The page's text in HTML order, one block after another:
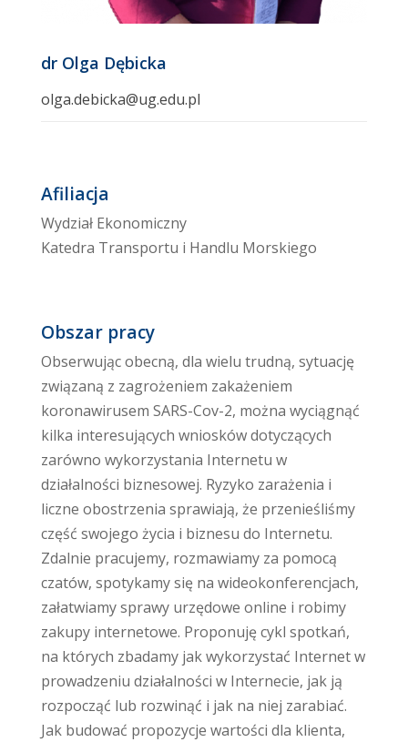
dr Olga Dębicka
olga.debicka@ug.edu.pl
Afiliacja
Wydział Ekonomiczny
Katedra Transportu i Handlu Morskiego
Obszar pracy
Obserwując obecną, dla wielu trudną, sytuację
związaną z zagrożeniem zakażeniem
koronawirusem SARS-Cov-2, można wyciągnąć
kilka interesujących wniosków dotyczących
zarówno wykorzystania Internetu w
działalności biznesowej. Ryzyko zarażenia i
liczne obostrzenia sprawiają, że przenieśliśmy
część swojego życia i biznesu do Internetu.
Zdalnie pracujemy, rozmawiamy za pomocą
czatów, spotykamy się na wideokonferencjach,
załatwiamy sprawy urzędowe online i robimy
zakupy internetowe. Proponuję cykl spotkań,
na których zbadamy jak wykorzystać Internet w
prowadzeniu działalności w Internecie, jak ją
rozpocząć lub rozwinąć i jak na niej zarabiać.
Jak budować propozycje wartości dla klienta,